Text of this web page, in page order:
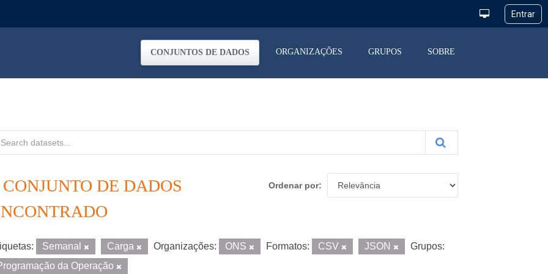
CONJUNTOS DE DADOS ORGANIZAÇÕES GRUPOS SOBRE
Ordenar por
CONJUNTO DE DADOS
Semanal Carga Organizações: ONS Formatos: CSV JSON
Grupos:
da Operação